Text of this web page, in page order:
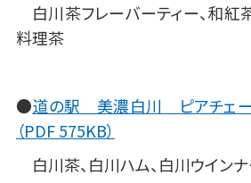
白川茶フレーバーティー、和紅
料理茶
●道の駅 美濃白川 ピアチェー
（PDF 575KB）
白川茶、白川ハム、白川ウイン